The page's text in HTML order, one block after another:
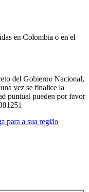
en Colombia o en el
del Gobierno Nacional,
vez se finalice la
puntual pueden por favor
para a sua região